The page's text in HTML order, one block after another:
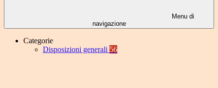
Menu di
navigazione
Categorie
Disposizioni generali 56